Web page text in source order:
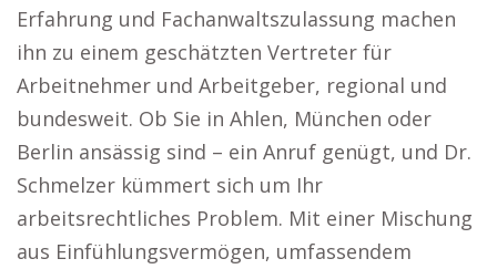
Erfahrung und Fachanwaltszulassung machen
ihn zu einem geschätzten Vertreter für
Arbeitnehmer und Arbeitgeber, regional und
bundesweit. Ob Sie in Ahlen, München oder
Berlin ansässig sind – ein Anruf genügt, und Dr.
Schmelzer kümmert sich um Ihr
arbeitsrechtliches Problem. Mit einer Mischung
aus Einfühlungsvermögen, umfassendem